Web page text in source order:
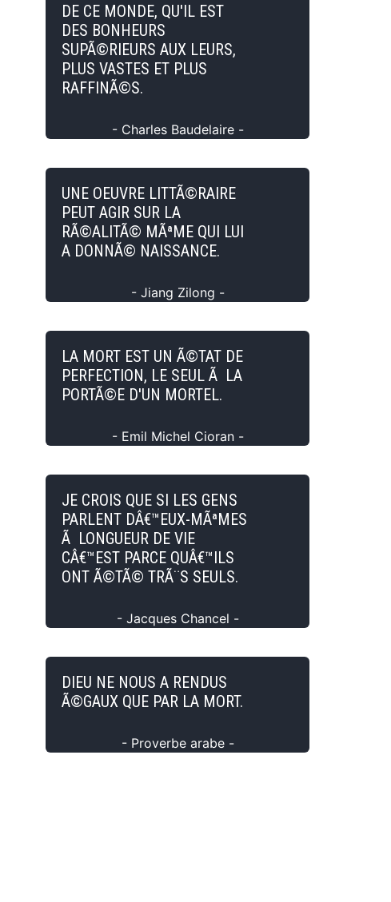
DE CE MONDE, QU'IL EST
DES BONHEURS
SUPÃ©RIEURS AUX LEURS,
PLUS VASTES ET PLUS
RAFFINÃ©S.
- Charles Baudelaire -
UNE OEUVRE LITTÃ©RAIRE
PEUT AGIR SUR LA
RÃ©ALITÃ© MÃªME QUI LUI
A DONNÃ© NAISSANCE.
- Jiang Zilong -
LA MORT EST UN Ã©TAT DE
PERFECTION, LE SEUL Ã LA
PORTÃ©E D'UN MORTEL.
- Emil Michel Cioran -
JE CROIS QUE SI LES GENS
PARLENT DÂ€™EUX-MÃªMES
Ã LONGUEUR DE VIE
CÂ€™EST PARCE QUÂ€™ILS
ONT Ã©TÃ© TRÃ¨S SEULS.
- Jacques Chancel -
DIEU NE NOUS A RENDUS
Ã©GAUX QUE PAR LA MORT.
- Proverbe arabe -